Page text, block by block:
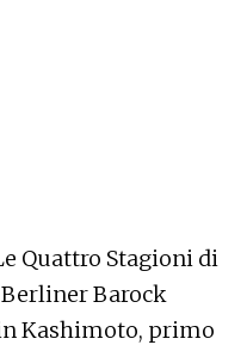
Quattro Stagioni di
Barock
Kashimoto, primo